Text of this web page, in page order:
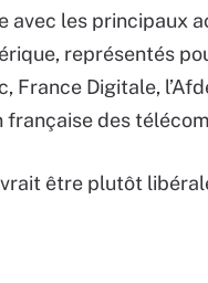
avec les principaux
représentés
France Digitale,
française des
être plutôt